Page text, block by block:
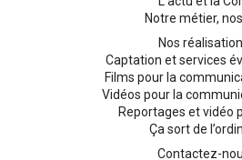
Notre métier,
Nos
Captation et services
Films pour la
Vidéos pour la
Reportages et vidéo
Ça sort de
Contactez-